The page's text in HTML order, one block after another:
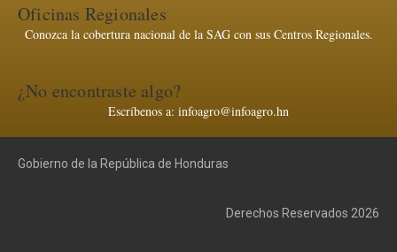
Oficinas Regionales
Conozca la cobertura nacional de la SAG con sus Centros Regionales.
¿No encontraste algo?
Escríbenos a: infoagro@infoagro.hn
Gobierno de la República de Honduras
Derechos Reservados 2026